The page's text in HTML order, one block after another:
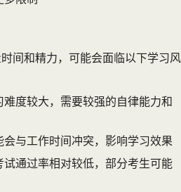
间和精力，可能会面临以下学习风
难度较大，需要较强的自律能力和
会与工作时间冲突，影响学习效果
试通过率相对较低，部分考生可能